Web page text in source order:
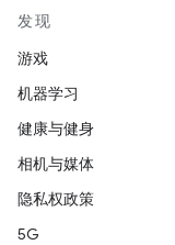
发现
游戏
机器学习
健康与健身
相机与媒体
隐私权政策
5G